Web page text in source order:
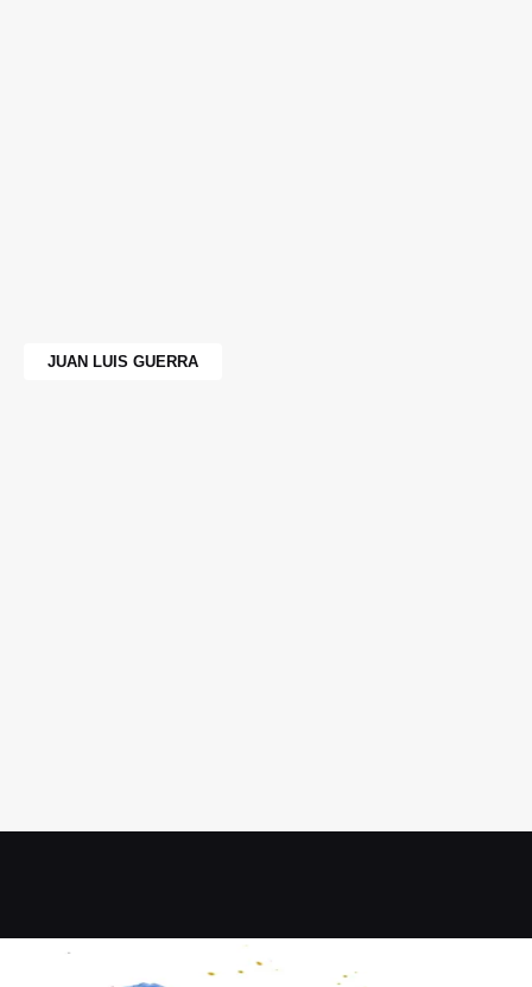
JUAN LUIS GUERRA